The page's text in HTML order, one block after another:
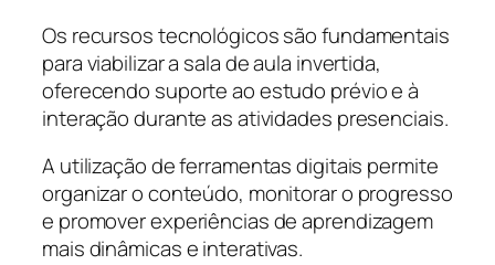
Os recursos tecnológicos são fundamentais
para viabilizar a sala de aula invertida,
oferecendo suporte ao estudo prévio e à
interação durante as atividades presenciais.
A utilização de ferramentas digitais permite
organizar o conteúdo, monitorar o progresso
e promover experiências de aprendizagem
mais dinâmicas e interativas.